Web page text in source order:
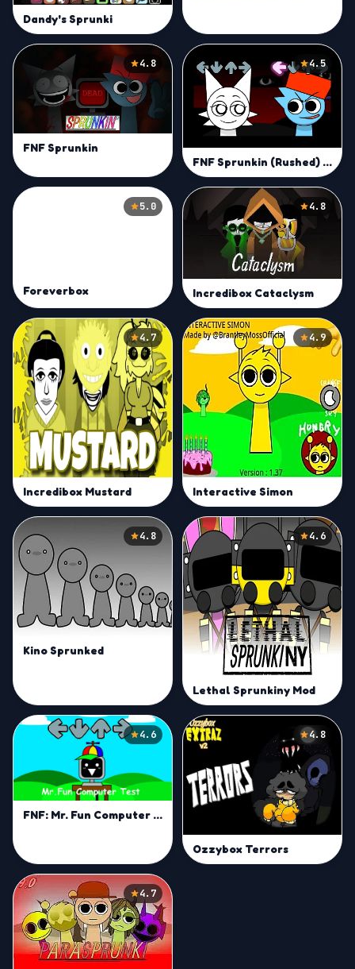
Dandy's Sprunki
4.8
FNF Sprunkin
4.5
FNF Sprunkin (Rushed) Mod
5.0
Foreverbox
4.8
Incredibox Cataclysm
4.7
Incredibox Mustard
4.9
Interactive Simon
4.8
Kino Sprunked
4.6
Lethal Sprunkiny Mod
4.6
FNF: Mr. Fun Computer Test
4.8
Ozzybox Terrors
4.7